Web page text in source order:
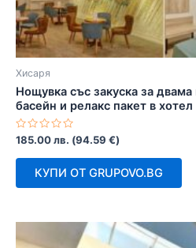
Хисаря
Нощувка със закуска за
басейн и релакс пакет в
Оценено
с
0
185.00лв. (94.59 €)
КУПИ ОТ GRUPOVO.BG